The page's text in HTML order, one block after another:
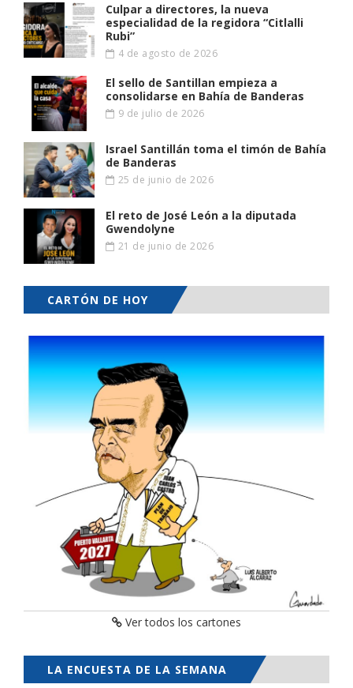
Culpar a directores, la nueva
especialidad de la regidora “Citlalli
Rubi”
4 de agosto de 2026
El sello de Santillan empieza a
consolidarse en Bahía de Banderas
9 de julio de 2026
Israel Santillán toma el timón de Bahía
de Banderas
25 de junio de 2026
El reto de José León a la diputada
Gwendolyne
21 de junio de 2026
CARTÓN DE HOY
Ver todos los cartones
LA ENCUESTA DE LA SEMANA